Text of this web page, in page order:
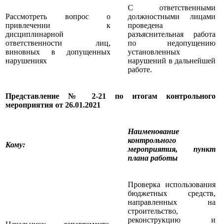
Рассмотреть вопрос о
привлечении к
дисциплинарной
ответственности лиц,
виновных в допущенных
нарушениях
С ответственными
должностными лицами
проведена
разъяснительная работа
по недопущению
установленных
нарушений в дальнейшей
работе.
Представление № 2-21 по итогам контрольного
мероприятия от 26.01.2021
Кому:
Наименование
контрольного
мероприятия, пункт
плана работы
Проверка использования
бюджетных средств,
направленных на
строительство,
реконструкцию и